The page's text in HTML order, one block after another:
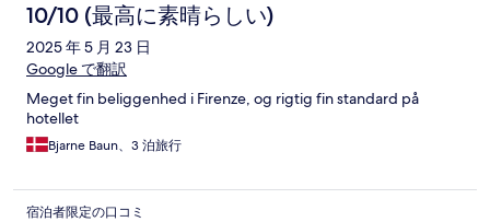
10/10 (最高に素晴らしい)
2025 年 5 月 23 日
Google で翻訳
Meget fin beliggenhed i Firenze, og rigtig fin standard på
hotellet
Bjarne Baun、3 泊旅行
宿泊者限定の口コミ